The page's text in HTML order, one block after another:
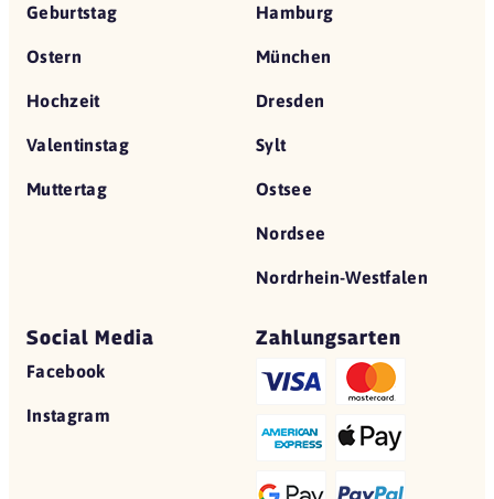
44137 Dortmund
Hopfen & Salz
44137 Dortmund
NORDSEE
OISHINBO
Geburtstag
Ostern
Hochzeit
Valentinstag
Muttertag
Hamburg
München
Dresden
Sylt
Ostsee
Nordsee
Nordrhein-Westfalen
Social Media
Facebook
Instagram
Zahlungsarten